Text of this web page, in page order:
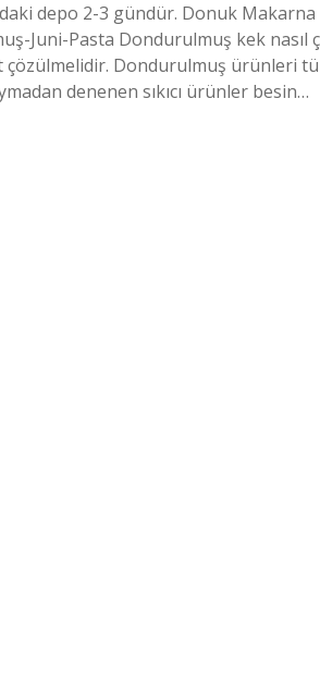
depo 2-3 gündür. Donuk
Juni-Pasta Dondurulmuş kek nasıl
çözülmelidir. Dondurulmuş ürünleri
denenen sıkıcı ürünler besin…